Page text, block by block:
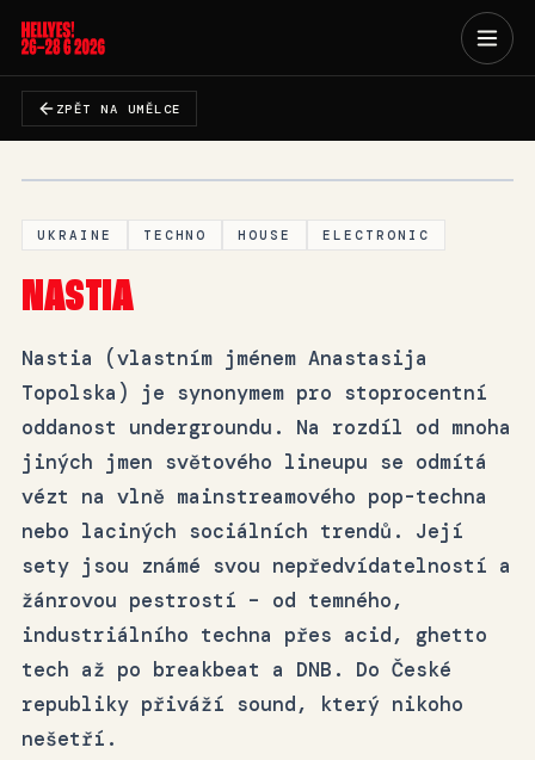
ZPĚT NA UMĚLCE
YOUTUBE
NASTIA LIVE
UKRAINE TECHNO HOUSE ELECTRONIC
NASTIA
Nastia (vlastním jménem Anastasija
Topolska) je synonymem pro stoprocentní
oddanost undergroundu. Na rozdíl od mnoha
jiných jmen světového lineupu se odmítá
vézt na vlně mainstreamového pop-techna
nebo laciných sociálních trendů. Její
sety jsou známé svou nepředvídatelností a
žánrovou pestrostí – od temného,
industriálního techna přes acid, ghetto
tech až po breakbeat a DNB. Do České
republiky přiváží sound, který nikoho
nešetří.